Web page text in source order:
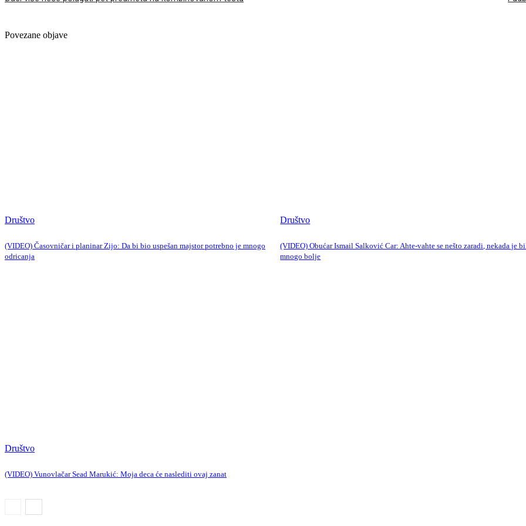
Povezane objave
Društvo
(VIDEO) Časovničar i planinar Zijo: Da bi bio uspešan majstor potrebno je mnogo
odricanja
Društvo
(VIDEO) Obućar Ismail Salković Car: Ahte-vahte se nešto zaradi, nekada je
mnogo bolje
Društvo
(VIDEO) Vunovlačar Sead Marukić: Moja deca će naslediti ovaj zanat